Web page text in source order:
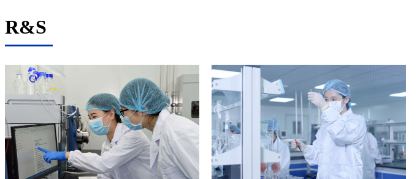
R&S